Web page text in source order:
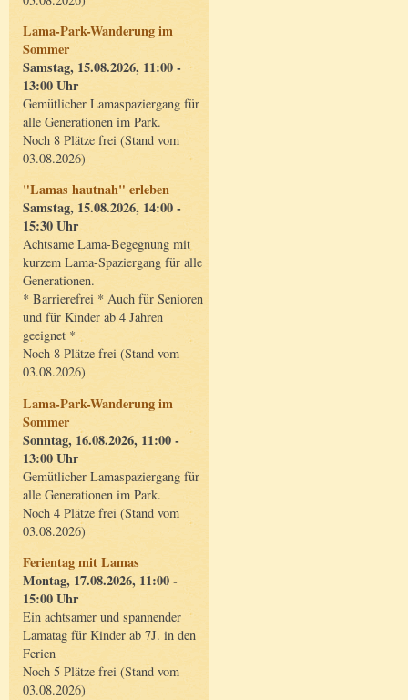
Lama-Park-Wanderung im
Sommer
Samstag, 15.08.2026, 11:00 -
13:00 Uhr
Gemütlicher Lamaspaziergang für
alle Generationen im Park.
Noch 8 Plätze frei (Stand vom
03.08.2026)
"Lamas hautnah" erleben
Samstag, 15.08.2026, 14:00 -
15:30 Uhr
Achtsame Lama-Begegnung mit
kurzem Lama-Spaziergang für alle
Generationen.
* Barrierefrei * Auch für Senioren
und für Kinder ab 4 Jahren
geeignet *
Noch 8 Plätze frei (Stand vom
03.08.2026)
Lama-Park-Wanderung im
Sommer
Sonntag, 16.08.2026, 11:00 -
13:00 Uhr
Gemütlicher Lamaspaziergang für
alle Generationen im Park.
Noch 4 Plätze frei (Stand vom
03.08.2026)
Ferientag mit Lamas
Montag, 17.08.2026, 11:00 -
15:00 Uhr
Ein achtsamer und spannender
Lamatag für Kinder ab 7J. in den
Ferien
Noch 5 Plätze frei (Stand vom
03.08.2026)